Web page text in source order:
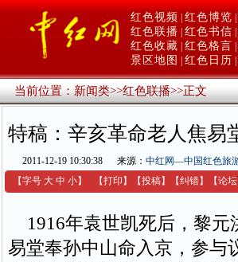
红色视频 红色博览
红色联播 红色书信
红色收藏 红色格言
景区地图
红色日历
当前位置：新闻类>>红色联播>>正文
特稿：辛亥革命老人焦易
2011-12-19 10:30:38 来源： 中红网—中国红色旅
【字号 大 中 小】 【打印 】 【投稿】 【纠错】 【论坛
1916年袁世凯死后，黎元
易堂奉孙中山命入京，参与